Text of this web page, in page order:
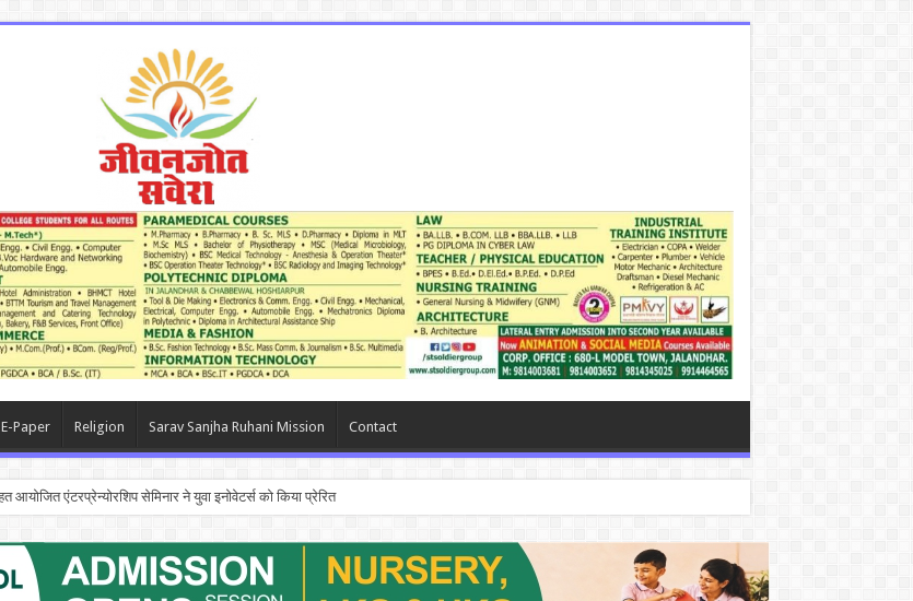
E-Paper Religion Sarav Sanjha Ruhani Mission Contact
आयोजित एंटरप्रेन्योरशिप सेमिनार ने युवा इनोवेटर्स को किया प्रेरित
टेक्निकल यूनिवर्सिटी के वाइस-चांसलर का पदभार संभाला